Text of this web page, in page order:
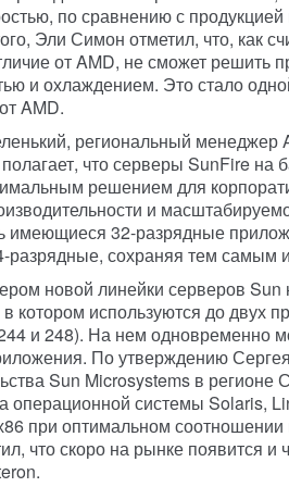
по сравнению с продукцией
Эли Симон отметил, что, как
от AMD, не сможет решить
и охлаждением. Это стало
AMD.
региональный менеджер
что серверы SunFire на
решением для
и
имеющиеся 32-разрядные
разрядные, сохраняя тем самым
новой линейки серверов Sun
котором используются до двух
и 248). На нем одновременно
По утверждению
Sun Microsystems в регионе
операционной системы Solaris,
при оптимальном
что скоро на рынке появится